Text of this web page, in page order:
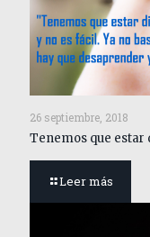
26 septiembre, 2018
Tenemos que
Leer más